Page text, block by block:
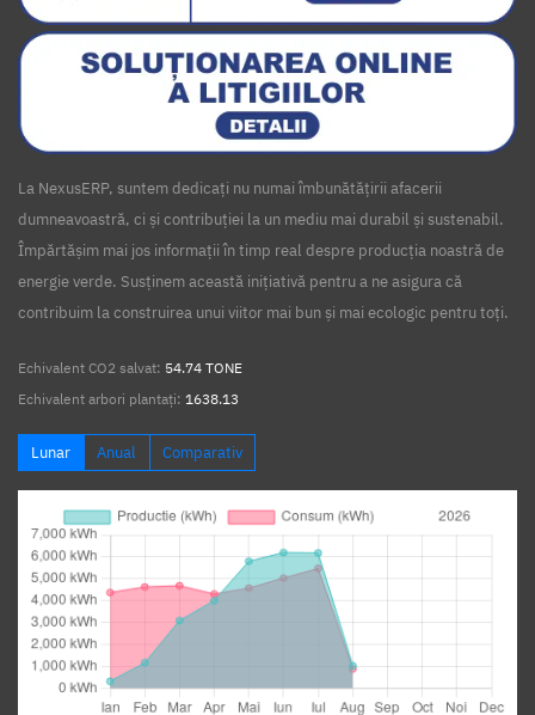
La NexusERP, suntem dedicați nu numai îmbunătățirii afacerii
dumneavoastră, ci și contribuției la un mediu mai durabil și sustenabil.
Împărtășim mai jos informații în timp real despre producția noastră de
energie verde. Susținem această inițiativă pentru a ne asigura că
contribuim la construirea unui viitor mai bun și mai ecologic pentru toți.
Echivalent CO2 salvat: 54.74 TONE
Echivalent arbori plantați: 1638.13
Lunar Anual Comparativ